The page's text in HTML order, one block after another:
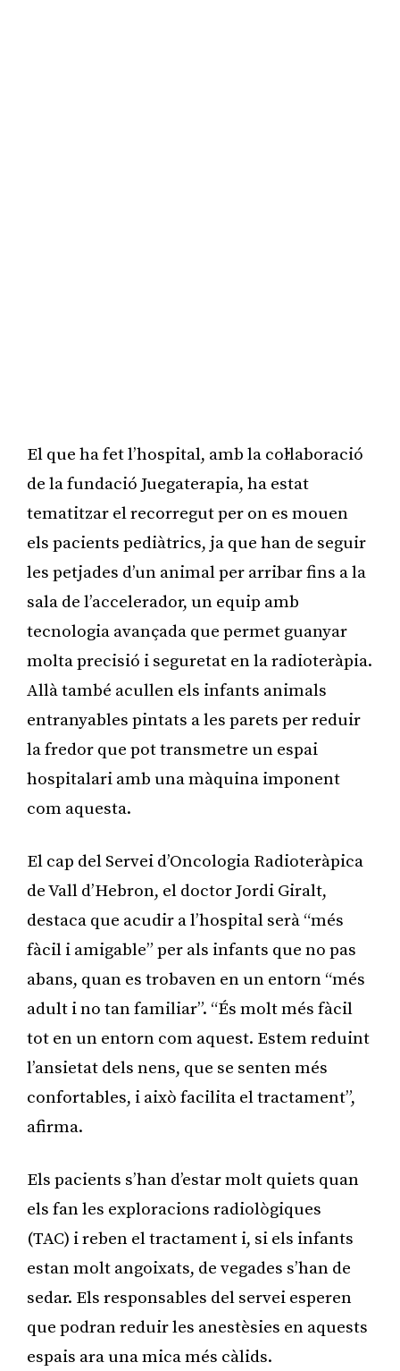
El que ha fet l’hospital, amb la col·laboració
de la fundació Juegaterapia, ha estat
tematitzar el recorregut per on es mouen
els pacients pediàtrics, ja que han de seguir
les petjades d’un animal per arribar fins a la
sala de l’accelerador, un equip amb
tecnologia avançada que permet guanyar
molta precisió i seguretat en la radioteràpia.
Allà també acullen els infants animals
entranyables pintats a les parets per reduir
la fredor que pot transmetre un espai
hospitalari amb una màquina imponent
com aquesta.
El cap del Servei d’Oncologia Radioteràpica
de Vall d’Hebron, el doctor Jordi Giralt,
destaca que acudir a l’hospital serà “més
fàcil i amigable” per als infants que no pas
abans, quan es trobaven en un entorn “més
adult i no tan familiar”. “És molt més fàcil
tot en un entorn com aquest. Estem reduint
l’ansietat dels nens, que se senten més
confortables, i això facilita el tractament”,
afirma.
Els pacients s’han d’estar molt quiets quan
els fan les exploracions radiològiques
(TAC) i reben el tractament i, si els infants
estan molt angoixats, de vegades s’han de
sedar. Els responsables del servei esperen
que podran reduir les anestèsies en aquests
espais ara una mica més càlids.